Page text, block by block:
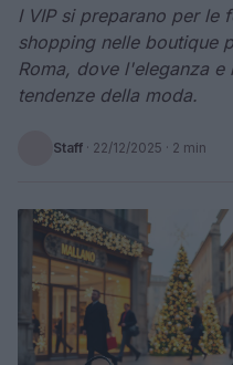
I VIP si preparano per le
shopping nelle boutique
Roma, dove l'eleganza
tendenze della moda.
Staff · 22/12/2025 · 2 min